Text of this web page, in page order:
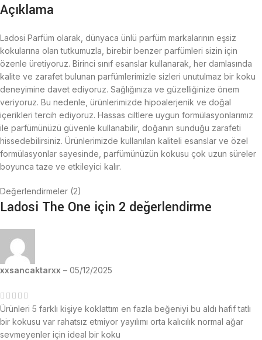
Açıklama
Ladosi Parfüm olarak, dünyaca ünlü parfüm markalarının eşsiz
kokularına olan tutkumuzla, birebir benzer parfümleri sizin için
özenle üretiyoruz. Birinci sınıf esanslar kullanarak, her damlasında
kalite ve zarafet bulunan parfümlerimizle sizleri unutulmaz bir koku
deneyimine davet ediyoruz. Sağlığınıza ve güzelliğinize önem
veriyoruz. Bu nedenle, ürünlerimizde hipoalerjenik ve doğal
içerikleri tercih ediyoruz. Hassas ciltlere uygun formülasyonlarımız
ile parfümünüzü güvenle kullanabilir, doğanın sunduğu zarafeti
hissedebilirsiniz. Ürünlerimizde kullanılan kaliteli esanslar ve özel
formülasyonlar sayesinde, parfümünüzün kokusu çok uzun süreler
boyunca taze ve etkileyici kalır.
Değerlendirmeler (2)
Ladosi The One için 2 değerlendirme
xxsancaktarxx – 05/12/2025
Ürünleri 5 farklı kişiye koklattım en fazla beğeniyi bu aldı hafif tatlı
bir kokusu var rahatsız etmiyor yayılımı orta kalıcılık normal ağar
sevmeyenler için ideal bir koku